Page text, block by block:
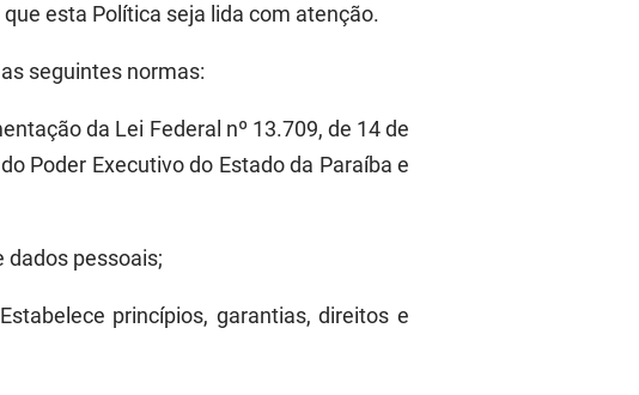
esta Política seja lida com atenção.
seguintes normas:
da Lei Federal nº 13.709, de 14 de
Poder Executivo do Estado da Paraíba e
dados pessoais;
princípios, garantias, direitos e